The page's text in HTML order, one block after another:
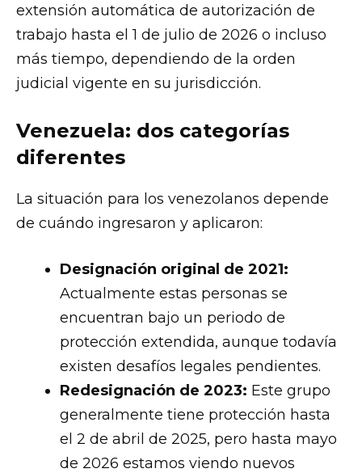
extensión automática de autorización de
trabajo hasta el 1 de julio de 2026 o incluso
más tiempo, dependiendo de la orden
judicial vigente en su jurisdicción.
Venezuela: dos categorías
diferentes
La situación para los venezolanos depende
de cuándo ingresaron y aplicaron:
Designación original de 2021:
Actualmente estas personas se
encuentran bajo un periodo de
protección extendida, aunque todavía
existen desafíos legales pendientes.
Redesignación de 2023: Este grupo
generalmente tiene protección hasta
el 2 de abril de 2025, pero hasta mayo
de 2026 estamos viendo nuevos